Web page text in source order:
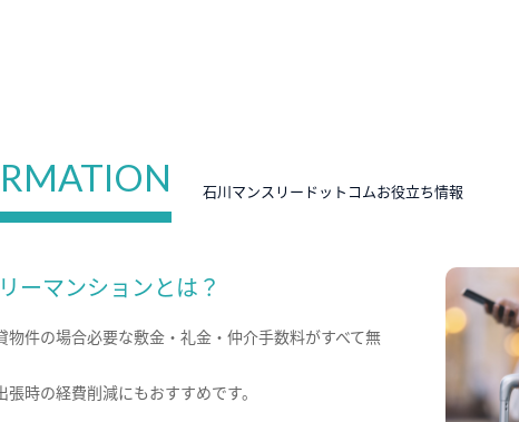
石川マンスリードットコムお役立ち情報
ーマンションとは？
物件の場合必要な敷金・礼金・仲介手数料がすべて無
張時の経費削減にもおすすめです。